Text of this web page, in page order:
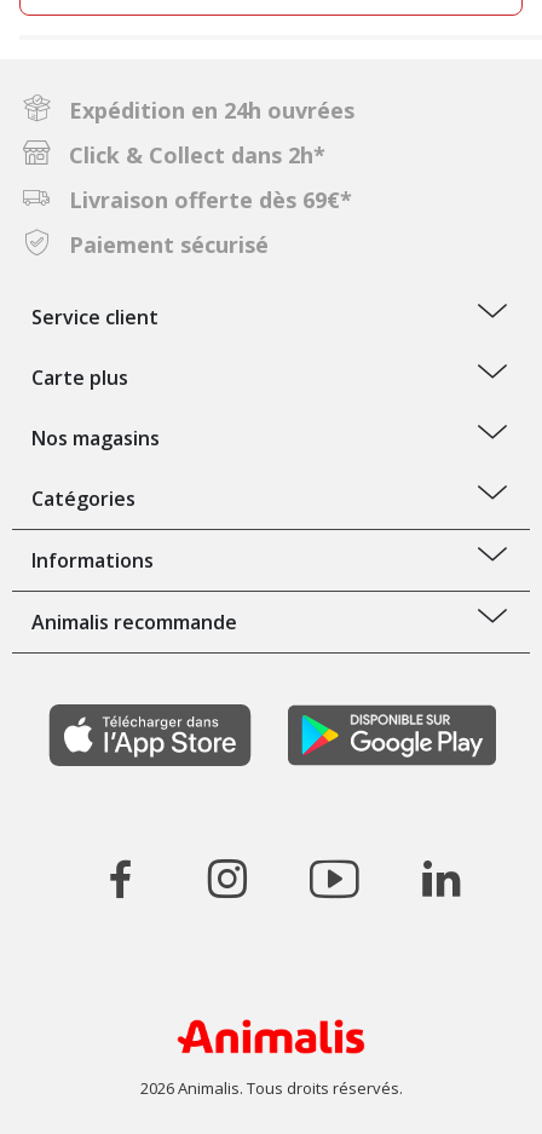
Expédition en 24h ouvrées
Click & Collect dans 2h*
Livraison offerte dès 69€*
Paiement sécurisé
Service client
Carte plus
Nos magasins
Catégories
Informations
Animalis recommande
2026 Animalis. Tous droits réservés.